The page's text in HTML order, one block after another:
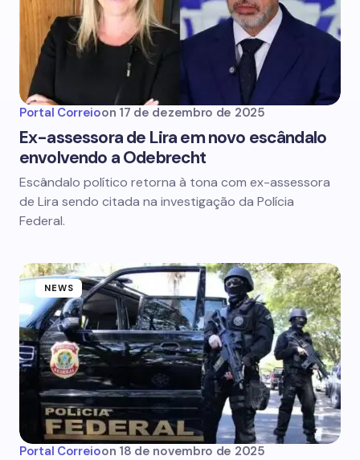
Portal Correioon 17 de dezembro de 2025
Ex-assessora de Lira em novo escândalo
envolvendo a Odebrecht
Escândalo político retorna à tona com ex-assessora
de Lira sendo citada na investigação da Polícia
Federal.
NEWS
Portal Correioon 18 de novembro de 2025